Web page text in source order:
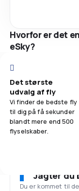
Hvorfor er det
eSky?
Det største
udvalg af fly
Vi finder de bedste fly
til dig på få sekunder
blandt mere end 500
flyselskaber.
Jagter du
Du er kommet til